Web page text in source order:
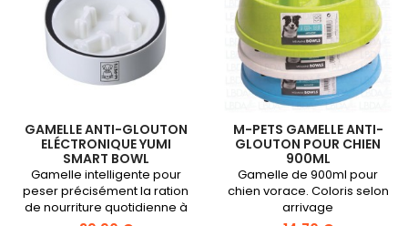
GAMELLE ANTI-GLOUTON
ELÉCTRONIQUE YUMI
SMART BOWL
Gamelle intelligente pour
peser précisément la ration
de nourriture quotidienne à
M-PETS GAMELLE ANTI-
GLOUTON POUR CHIEN
900ML
Gamelle de 900ml pour
chien vorace. Coloris selon
arrivage